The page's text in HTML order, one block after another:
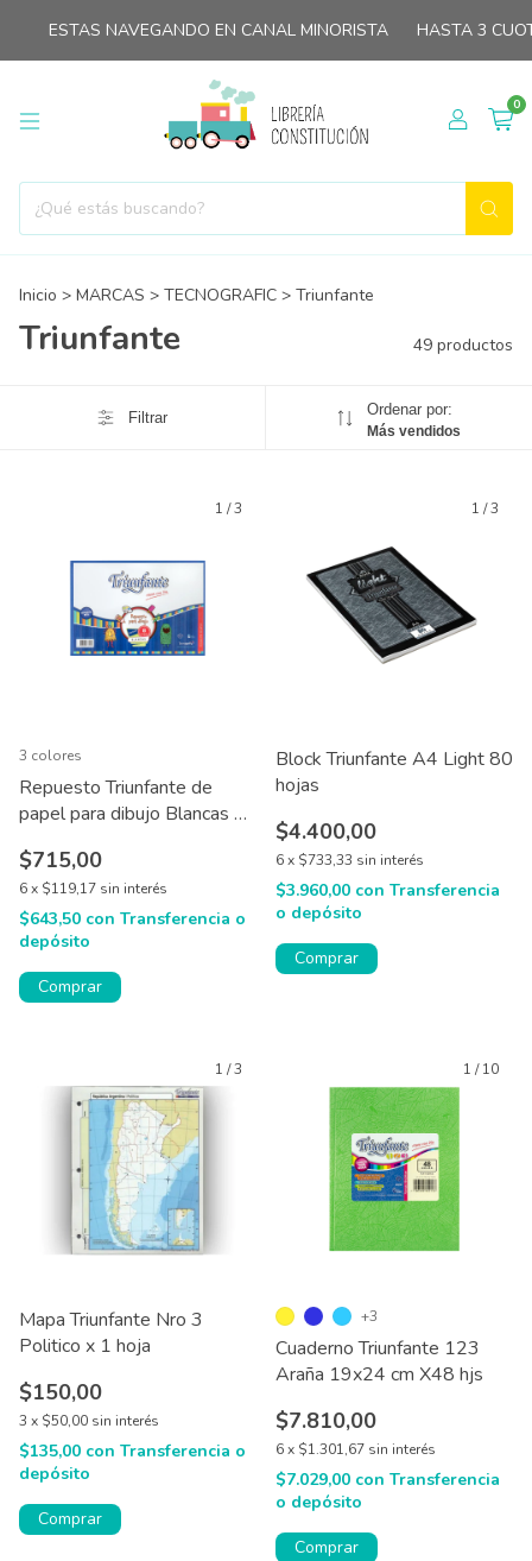
NAVEGANDO EN CANAL MINORISTA HASTA 3 CUOTAS
0
Inicio > MARCAS > TECNOGRAFIC > Triunfante
Triunfante 49 productos
Filtrar Ordenar por:
Más vendidos
1 /3
Repuesto Triunfante de
papel para dibujo Blancas N°
$715,00
6x $119,17 sin interés
$643,50 con Transferencia o
depósito
3 colores
Comprar
1 /3
Block Triunfante A4 Light 80
hojas
$4.400,00
6x $733,33 sin interés
$3.960,00 con Transferencia
o depósito
Comprar
1 /3
Mapa Triunfante Nro 3
Politico x 1 hoja
$150,00
3 x $50,00 sin interés
$135,00 con Transferencia o
depósito
Comprar
1 /10
Cuaderno Triunfante 123
Araña 19x24 cm X48 hjs
$7.810,00
6x $1.301,67 sin interés
$7.029,00 con Transferencia
o depósito
+3
Comprar